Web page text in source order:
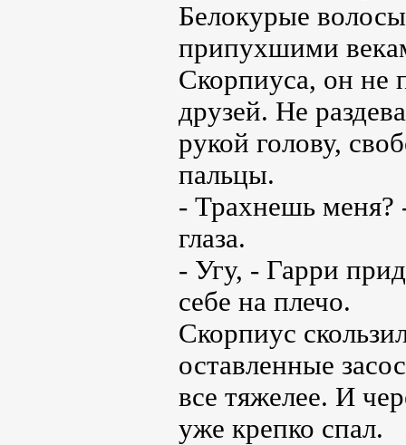
Белокурые
припухшими
Скорпиуса, он не
друзей. Не
рукой голову,
пальцы.
- Трахнешь меня?
глаза.
- Угу, - Гарри
себе на плечо.
Скорпиус
оставленные
все тяжелее. И
уже крепко спал.